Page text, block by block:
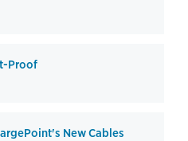
Proof
New Cables